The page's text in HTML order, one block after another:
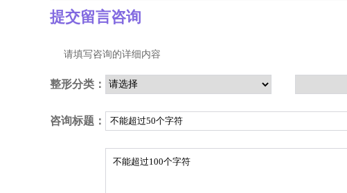
提交留言咨询
请填写咨询的详细内容
整形分类：
咨询标题：